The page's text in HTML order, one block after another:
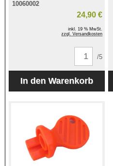
10060002
24,90 €
inkl. 19 % MwSt.
zzgl. Versandkosten
/5